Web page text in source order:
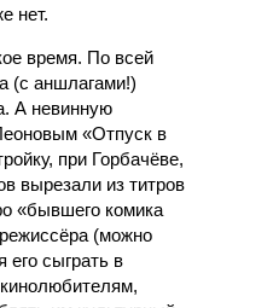
нет.
время. По всей
(с аншлагами!)
А невинную
«Отпуск в
при Горбачёве,
вырезали из титров
«бывшего комика
(можно
его сыграть в